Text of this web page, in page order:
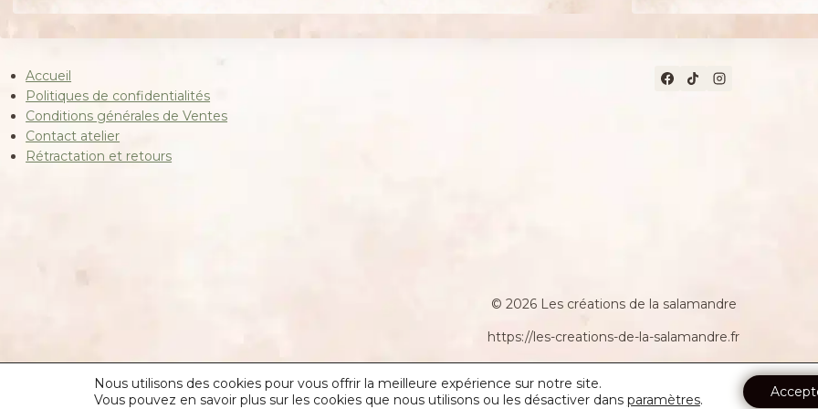
Accueil
Politiques de confidentialités
Conditions générales de Ventes
Contact atelier
Rétractation et retours
© 2026 Les créations de la salamandre
https://les-creations-de-la-salamandre.fr
Nous utilisons des cookies pour vous offrir la meilleure expérience sur notre site.
Vous pouvez en savoir plus sur les cookies que nous utilisons ou les désactiver dans paramètres.